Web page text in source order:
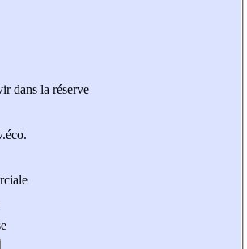
dans la réserve